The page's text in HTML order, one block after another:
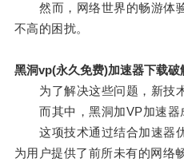
然而，网络世界的畅游体
不高的困扰。
黑洞vp(永久免费)加速器下载破
为了解决这些问题，新技术
而其中，黑洞加VP加速器
这项技术通过结合加速器优
为用户提供了前所未有的网络